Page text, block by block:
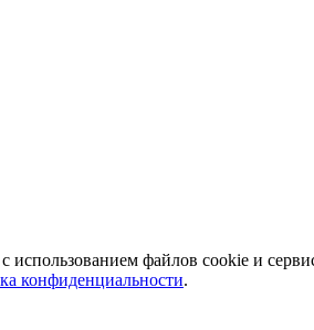
использованием файлов cookie и
конфиденциальности.